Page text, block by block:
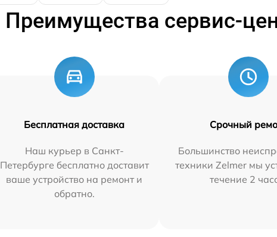
Преимущества сервис-
Бесплатная доставка
Наш курьер в Санкт-
Петербурге бесплатно доставит
ваше устройство на ремонт и
обратно.
Срочный
Большинство
техники Zelmer мы
течение 2